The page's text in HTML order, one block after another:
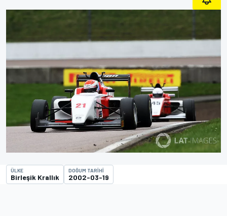
ÜLKE
Birleşik Krallık
DOĞUM TARIHI
2002-03-19